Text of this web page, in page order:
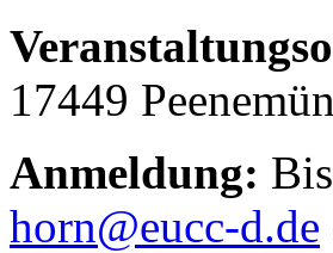
17449
Anmeldung:
horn@eucc-d.de